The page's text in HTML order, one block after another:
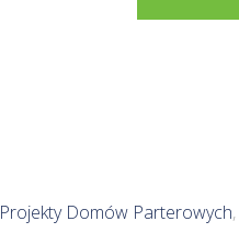
Projekty Domów Parterowych,